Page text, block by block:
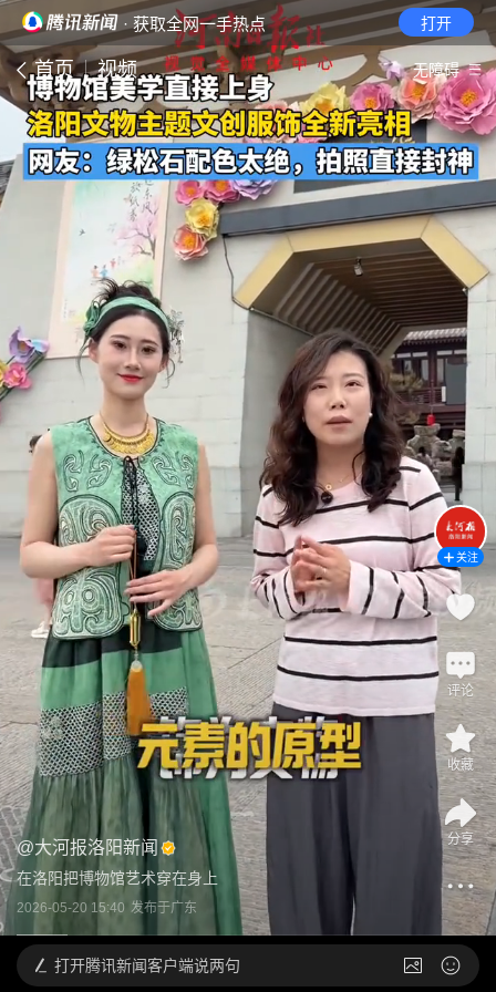
· 获取全网一手热点 打开
首页 视频 无障碍
@大河报洛阳新闻
在洛阳把博物馆艺术穿在身上
2026-05-20 15:40 发布于广东
关注
评论
收藏
分享
打开腾讯新闻客户端说两句